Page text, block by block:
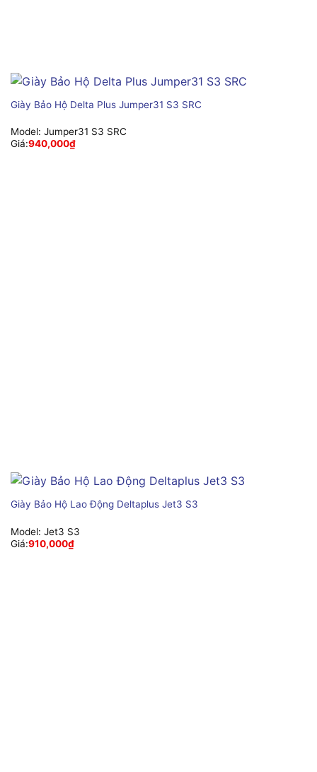
Giày Bảo Hộ Delta Plus Jumper31 S3 SRC
Model: Jumper31 S3 SRC
Giá:940,000₫
Giày Bảo Hộ Lao Động Deltaplus Jet3 S3
Model: Jet3 S3
Giá:910,000₫